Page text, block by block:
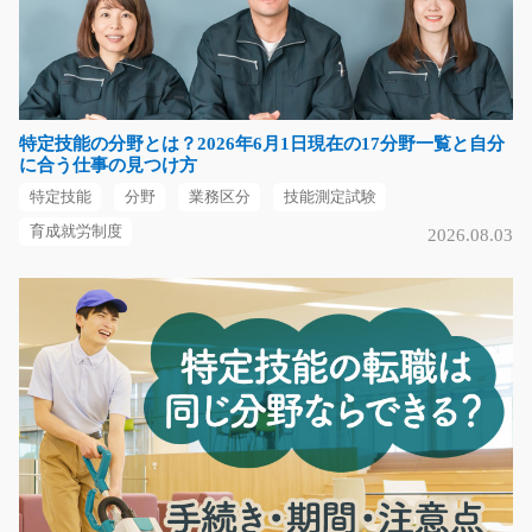
建築資材商品を扱う物流倉庫での、ピッキング・梱包・
仕分け作業です。 商…
長期（3ヶ月以上）
時給1,200円
大阪府岸和田市
気になる
樹脂製品の開発や試作品の検査/g04_02226
急募
未経験の方も大歓迎！ガッツリ稼ぎながら経験もつけら
れる！ 樹脂施肥遺品…
長期（3ヶ月以上）
時給1750円～時給2188円
滋賀県東近江市
特定技能の分野とは？2026年6月1日現在の17分野一覧と自分
に合う仕事の見つけ方
特定技能 分野 業務区分 技能測定試験
育成就労制度 2026.08.03